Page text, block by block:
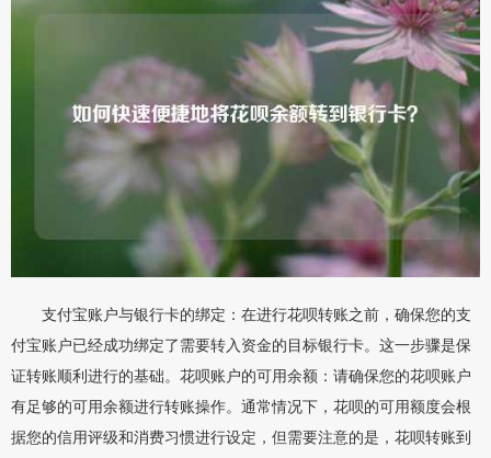
支付宝账户与银行卡的绑定：在进行花呗转账之前，确保您的支
付宝账户已经成功绑定了需要转入资金的目标银行卡。这一步骤是保
证转账顺利进行的基础。花呗账户的可用余额：请确保您的花呗账户
有足够的可用余额进行转账操作。通常情况下，花呗的可用额度会根
据您的信用评级和消费习惯进行设定，但需要注意的是，花呗转账到